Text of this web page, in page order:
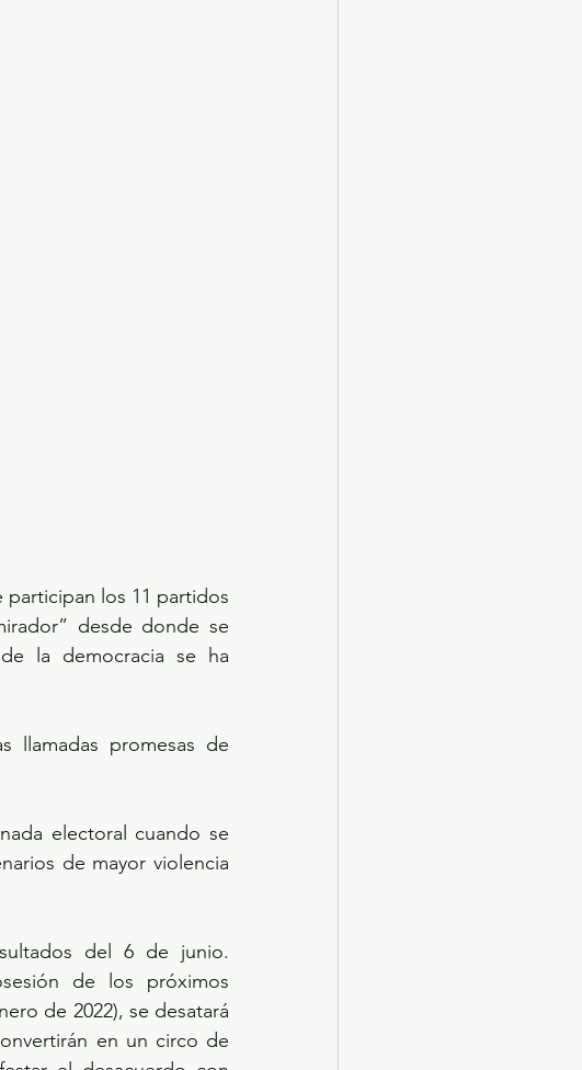
participan los 11 partidos
desde donde se
la democracia se ha
llamadas promesas de
electoral cuando se
de mayor violencia
del 6 de junio.
de los próximos
de 2022), se desatará
en un circo de